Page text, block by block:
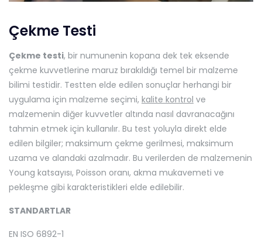
Çekme Testi
Çekme testi, bir numunenin kopana dek tek eksende
çekme kuvvetlerine maruz bırakıldığı temel bir malzeme
bilimi testidir. Testten elde edilen sonuçlar herhangi bir
uygulama için malzeme seçimi, kalite kontrol ve
malzemenin diğer kuvvetler altında nasıl davranacağını
tahmin etmek için kullanılır. Bu test yoluyla direkt elde
edilen bilgiler; maksimum çekme gerilmesi, maksimum
uzama ve alandaki azalmadır. Bu verilerden de malzemenin
Young katsayısı, Poisson oranı, akma mukavemeti ve
pekleşme gibi karakteristikleri elde edilebilir.
STANDARTLAR
EN ISO 6892-1